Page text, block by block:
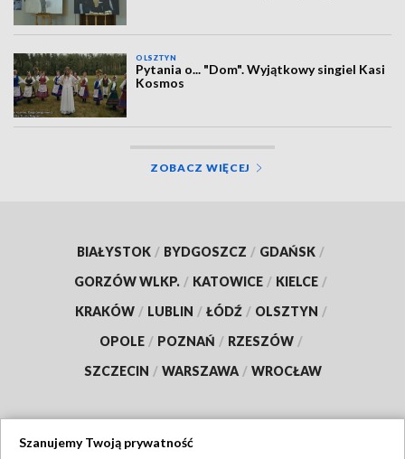
OLSZTYN
Pytania o... "Dom". Wyjątkowy singiel Kasi
Kosmos
ZOBACZ WIĘCEJ
BIAŁYSTOK / BYDGOSZCZ / GDAŃSK /
GORZÓW WLKP. / KATOWICE / KIELCE /
KRAKÓW / LUBLIN / ŁÓDŹ / OLSZTYN /
OPOLE / POZNAŃ / RZESZÓW /
SZCZECIN / WARSZAWA / WROCŁAW
Szanujemy Twoją prywatność